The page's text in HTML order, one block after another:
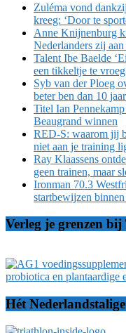
Zuléma vond
kreeg: ‘Door te
Anne Knijnenburg
Nederlanders zij
Talent Ibe Baelde
een tikkeltje te
Syb van der Ploeg
beter ben dan 10
Titel Ian
Beaugrand winnen
RED-S: waarom jij
niet aan je training
Ray Klaassens
geen trainen, maar
Ironman 70.3
startbewijzen
Verleg je grenzen bij
Hét